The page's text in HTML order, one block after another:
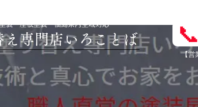
装・屋根塗装 福島県内全域対応
え専門店いろことば
【営